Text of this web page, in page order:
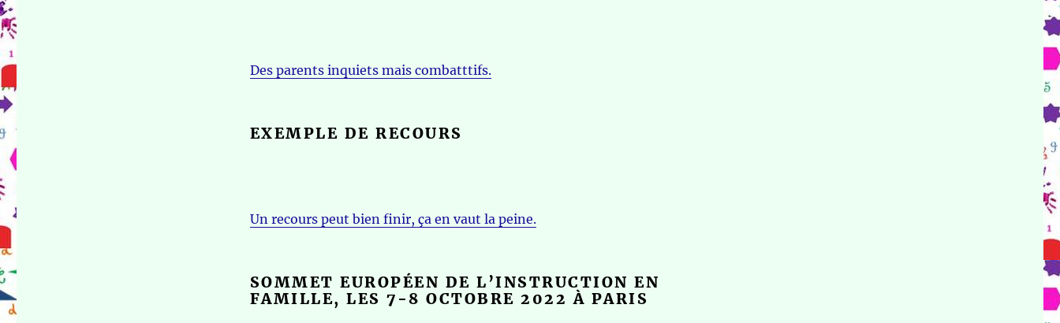
Des parents inquiets mais combatttifs.
EXEMPLE DE RECOURS
Un recours peut bien finir, ça en vaut la peine.
SOMMET EUROPÉEN DE L’INSTRUCTION EN
FAMILLE, LES 7-8 OCTOBRE 2022 À PARIS